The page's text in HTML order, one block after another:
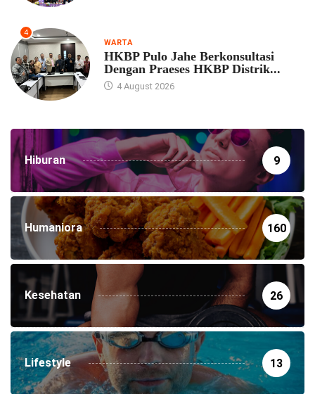
4
WARTA
HKBP Pulo Jahe Berkonsultasi
Dengan Praeses HKBP Distrik...
4 August 2026
Hiburan 9
Humaniora 160
Kesehatan 26
Lifestyle 13